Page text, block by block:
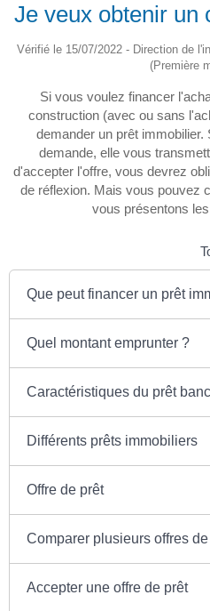
Je veux obtenir un
Vérifié le 15/07/2022 - Direction de
(Première
Si vous voulez financer
construction (avec ou sans
demander un prêt
demande, elle vous
d'accepter l'offre, vous devrez
de réflexion. Mais vous pouvez
vous présentons
Que peut financer un prêt
Quel montant emprunter ?
Caractéristiques du prêt
Différents prêts immobiliers
Offre de prêt
Comparer plusieurs offres
Accepter une offre de prêt